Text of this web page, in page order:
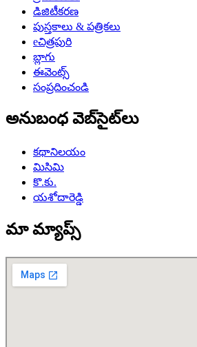
డిజిటీకరణ
పుస్తకాలు & పత్రికలు
eచిత్రపురి
బ్లాగు
ఈవెంట్స్
సంప్రదించండి
అనుబంధ వెబ్‌సైట్‌లు
కథానిలయం
మిసిమి
కొ.కు.
యశోదారెడ్డి
మా మ్యాప్స్